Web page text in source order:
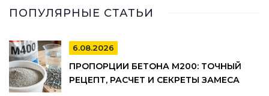
ПОПУЛЯРНЫЕ СТАТЬИ
6.08.2026
ПРОПОРЦИИ БЕТОНА М200: ТОЧНЫЙ
РЕЦЕПТ, РАСЧЕТ И СЕКРЕТЫ ЗАМЕСА